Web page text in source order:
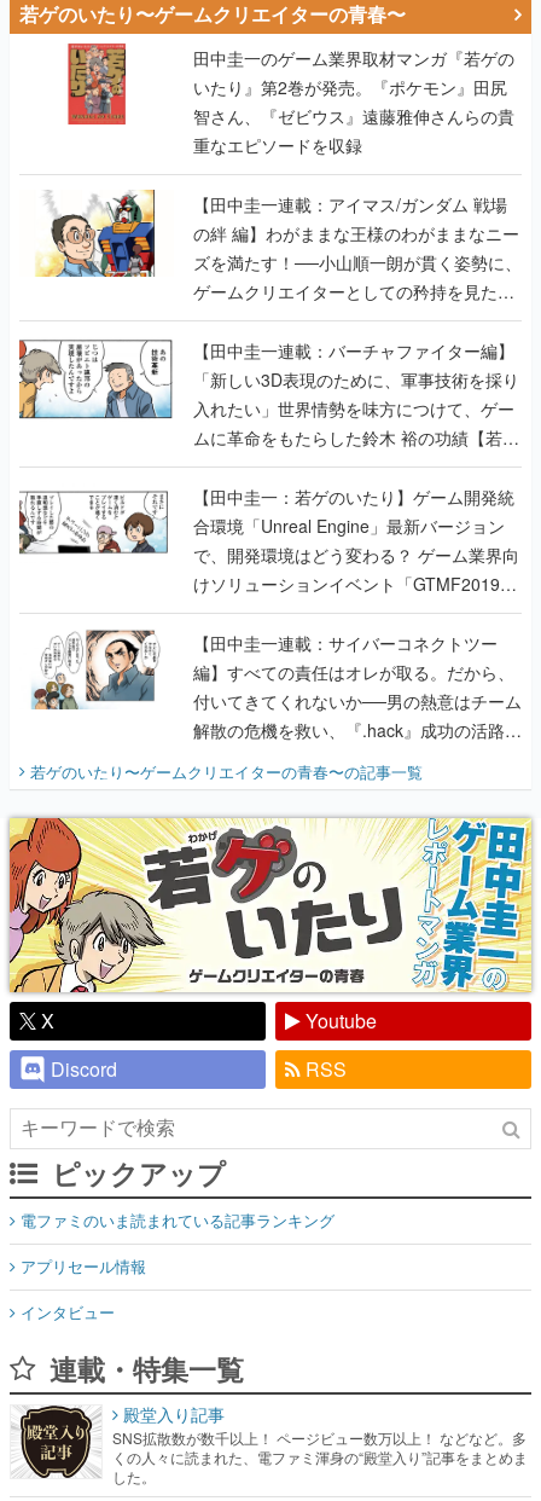
若ゲのいたり〜ゲームクリエイターの青春〜
田中圭一のゲーム業界取材マンガ『若ゲの
いたり』第2巻が発売。『ポケモン』田尻
智さん、『ゼビウス』遠藤雅伸さんらの貴
重なエピソードを収録
【田中圭一連載：アイマス/ガンダム 戦場
の絆 編】わがままな王様のわがままなニー
ズを満たす！──小山順一朗が貫く姿勢に、
ゲームクリエイターとしての矜持を見た
【若ゲのいたり最終回】
【田中圭一連載：バーチャファイター編】
「新しい3D表現のために、軍事技術を採り
入れたい」世界情勢を味方につけて、ゲー
ムに革命をもたらした鈴木 裕の功績【若ゲ
のいたり】
【田中圭一：若ゲのいたり】ゲーム開発統
合環境「Unreal Engine」最新バージョン
で、開発環境はどう変わる？ ゲーム業界向
けソリューションイベント「GTMF2019」
に行って、より理解を深めよう【PR】
【田中圭一連載：サイバーコネクトツー
編】すべての責任はオレが取る。だから、
付いてきてくれないか──男の熱意はチーム
解散の危機を救い、『.hack』成功の活路を
『少年ジャンプ』色だった【若ゲのいた
り】
若ゲのいたり〜ゲームクリエイターの青春〜の記事一覧
X
Youtube
Discord
RSS
ピックアップ
電ファミのいま読まれている記事ランキング
アプリセール情報
インタビュー
連載・特集一覧
殿堂入り記事
SNS拡散数が数千以上！ ページビュー数万以上！ などなど。多
くの人々に読まれた、電ファミ渾身の“殿堂入り”記事をまとめま
した。